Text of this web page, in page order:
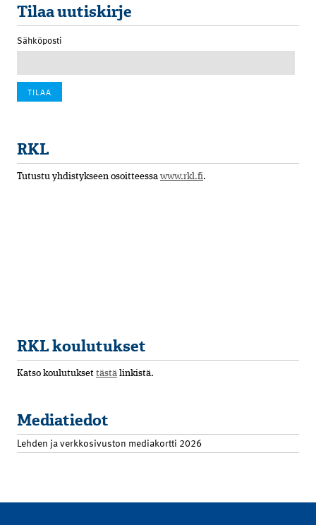
Tilaa uutiskirje
Sähköposti
RKL
Tutustu yhdistykseen osoitteessa www.rkl.fi.
RKL koulutukset
Katso koulutukset tästä linkistä.
Mediatiedot
Lehden ja verkkosivuston mediakortti 2026